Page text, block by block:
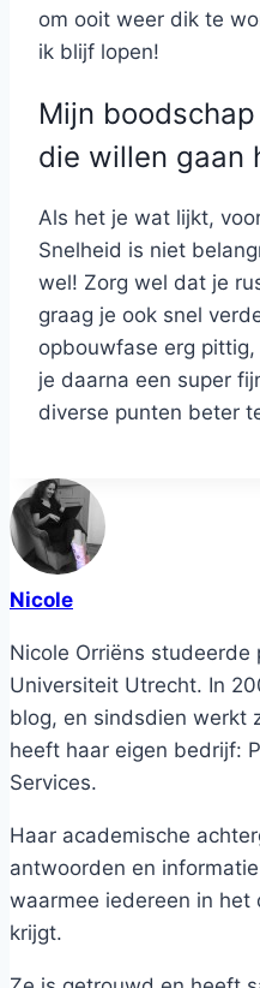
om ooit weer dik te
ik blijf lopen!
Mijn
die willen gaan
Als het je wat lijkt,
Snelheid is niet
wel! Zorg wel dat je
graag je ook snel
opbouwfase erg
je daarna een super
diverse punten beter
Nicole
Nicole Orriëns studeerde
Universiteit Utrecht. In
blog, en sindsdien werkt
heeft haar eigen bedrijf:
Services.
Haar academische
antwoorden en
waarmee iedereen in het
krijgt.